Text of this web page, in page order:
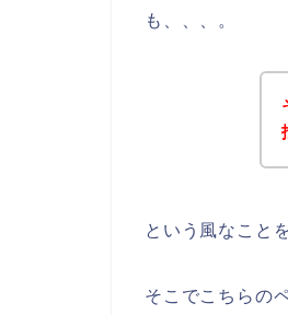
も、、、。
という風なこと
そこでこちらの